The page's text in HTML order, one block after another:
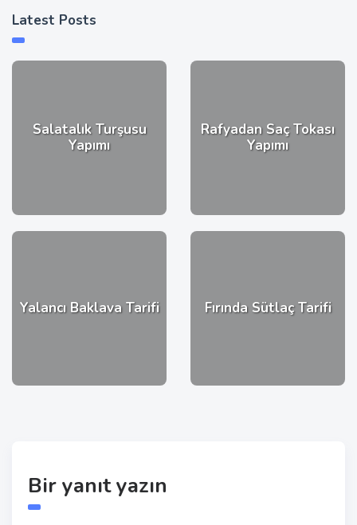
Latest Posts
Salatalık Turşusu
Yapımı
Rafyadan Saç Tokası
Yapımı
Yalancı Baklava Tarifi Fırında Sütlaç Tarifi
Bir yanıt yazın